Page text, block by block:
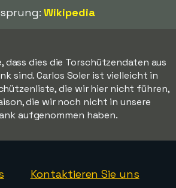
Wikipedia
dass dies die Torschützendaten aus
sind. Carlos Soler ist vielleicht in
die wir hier nicht führen,
die wir noch nicht in unsere
aufgenommen haben.
Kontaktieren Sie uns